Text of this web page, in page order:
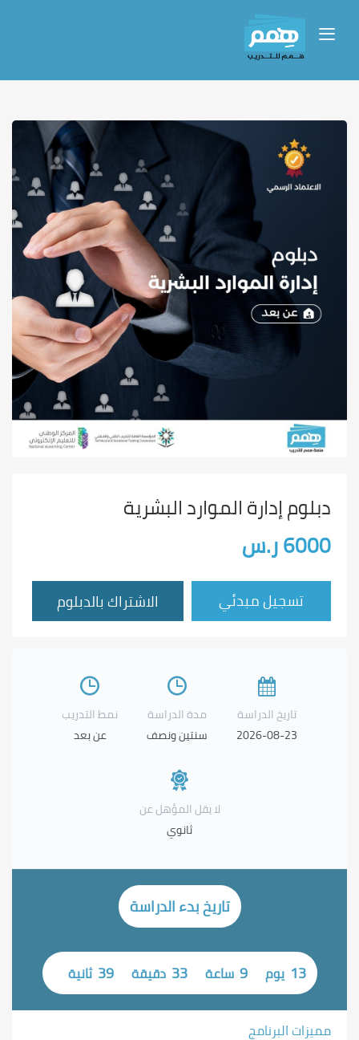
دبلوم إدارة الموارد البشرية
6000 ر.س
تسجيل مبدئي الاشتراك بالدبلوم
تاريخ الدراسة
2026-08-23
مدة الدراسة
سنتين ونصف
نمط التدريب
عن بعد
لا يقل المؤهل عن
ثانوي
تاريخ بدء الدراسة
13 يوم 9 ساعة 33 دقيقة 38 ثانية
مميزات البرنامج